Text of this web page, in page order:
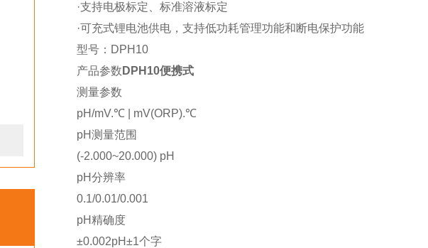
·支持电极标定、标准溶液标定
·可充式锂电池供电，支持低功耗管理功能和断电保护功能
型号： DPH10
产品参数 DPH10便携式
测量参数
pH/mV.℃ | mV(ORP).℃
pH测量范围
(-2.000~20.000) pH
pH分辨率
0.1/0.01/0.001
pH精确度
±0.002pH±1个字